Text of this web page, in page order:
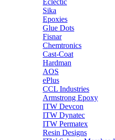
Eclectic
Sika
Epoxies
Glue Dots
Fisnar
Chemtronics
Cast-Coat
Hardman
AOS
ePlus
CCL Industries
Armstrong Epoxy
ITW Devcon
ITW Dynatec
ITW Permatex
Resin Designs